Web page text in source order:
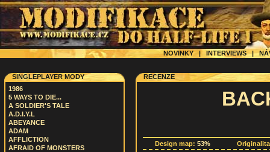
NOVINKY | INTERVIEWS|
SINGLEPLAYER MODY
1986
5 WAYS TO DIE...
A SOLDIER'S TALE
A.D.I.Y.L
ABEYANCE
ADAM
AFFLICTION
AFRAID OF MONSTERS
RECENZE
Design map: 53%